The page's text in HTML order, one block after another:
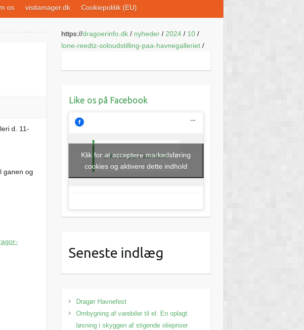
os visitamager.dk Cookiepolitik (EU)
d. 11-
ganen og
https://dragoerinfo.dk/ nyheder/ 2024/ 10/
lone-reedtz-soloudstilling-paa-havnegalleriet/
Like os på Facebook
Like os på Facebook
Klik for at acceptere markedsføring
cookies og aktivere dette indhold
Seneste indlæg
Dragør Havnefest
Ombygning af varebiler til el: En oplagt
løsning i skyggen af stigende oliepriser